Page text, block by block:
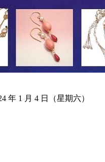
年 1 月 4 日（星期六）